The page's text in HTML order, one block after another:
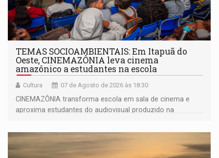
TEMAS SOCIOAMBIENTAIS: Em Itapuã do
Oeste, CINEMAZÔNIA leva cinema
amazônico a estudantes na escola
Cultura 07 de Agosto de 2026 às 18:30
CINEMAZÔNIA transforma escola em sala de cinema e
aproxima estudantes do audiovisual produzido na